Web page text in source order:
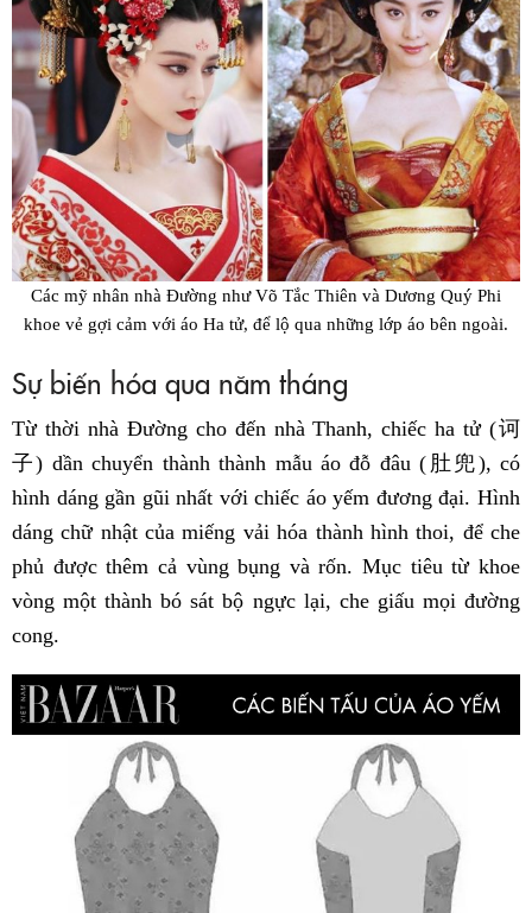
Các mỹ nhân nhà Đường như Võ Tắc Thiên và Dương Quý Phi
khoe vẻ gợi cảm với áo Ha tử, để lộ qua những lớp áo bên ngoài.
Sự biến hóa qua năm tháng
Từ thời nhà Đường cho đến nhà Thanh, chiếc ha tử (诃
子) dần chuyển thành thành mẫu áo đỗ đâu (肚兜), có
hình dáng gần gũi nhất với chiếc áo yếm đương đại. Hình
dáng chữ nhật của miếng vải hóa thành hình thoi, để che
phủ được thêm cả vùng bụng và rốn. Mục tiêu từ khoe
vòng một thành bó sát bộ ngực lại, che giấu mọi đường
cong.